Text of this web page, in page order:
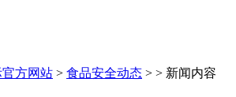
方网站 > 食品安全动态 > > 新闻内容